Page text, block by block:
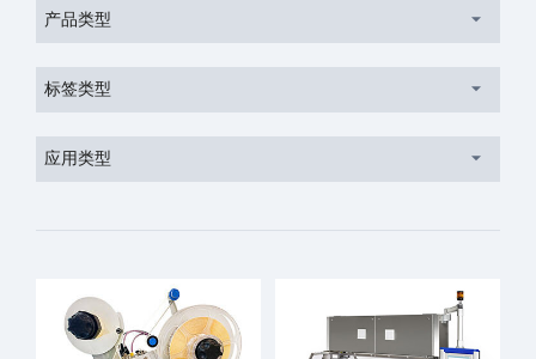
产品类型
标签类型
应用类型